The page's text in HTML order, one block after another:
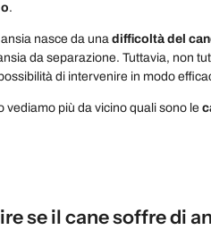
.
nasce da una difficoltà del
da separazione. Tuttavia, non
di intervenire in modo
vediamo più da vicino quali sono le
se il cane soffre di